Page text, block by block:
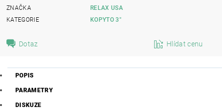
ZNAČKA
RELAX USA
KATEGORIE
KOPYTO 3"
Dotaz Hlídat cenu
POPIS
PARAMETRY
DISKUZE